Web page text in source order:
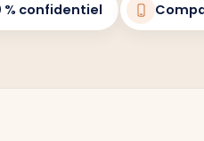
% confidentiel